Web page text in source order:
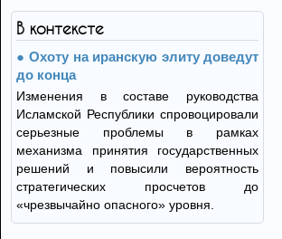
В контексте
Охоту на иранскую элиту доведут
до конца
Изменения в составе руководства
Исламской Республики спровоцировали
серьезные проблемы в рамках
механизма принятия государственных
решений и повысили вероятность
стратегических просчетов до
«чрезвычайно опасного» уровня.